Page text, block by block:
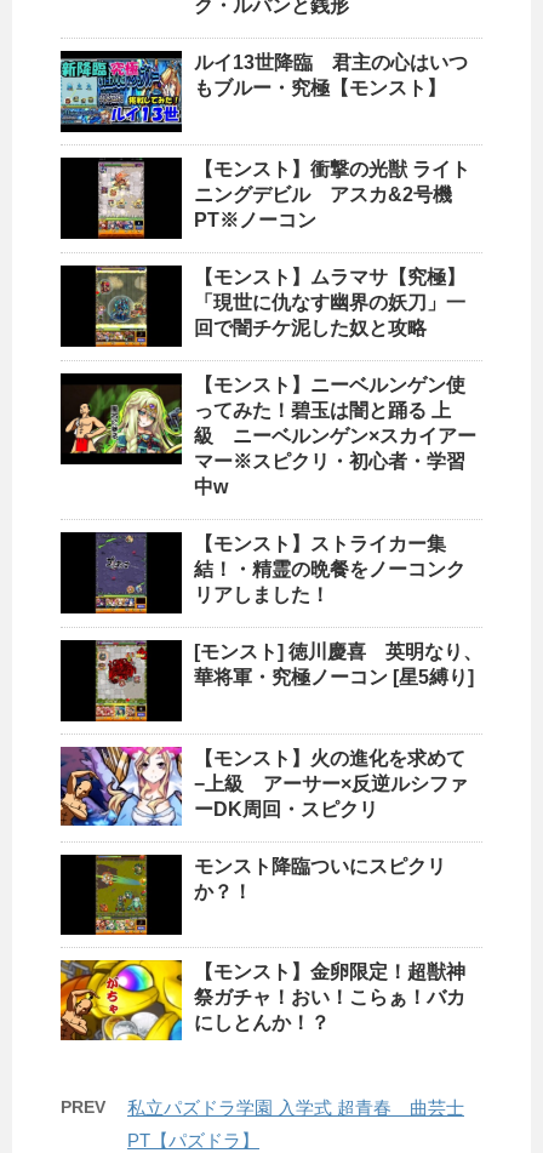
ク・ルパンと銭形
ルイ13世降臨 君主の心はいつ
もブルー・究極【モンスト】
【モンスト】衝撃の光獣 ライト
ニングデビル アスカ&2号機
PT※ノーコン
【モンスト】ムラマサ【究極】
「現世に仇なす幽界の妖刀」一
回で闇チケ泥した奴と攻略
【モンスト】ニーベルンゲン使
ってみた！碧玉は闇と踊る 上
級 ニーベルンゲン×スカイアー
マー※スピクリ・初心者・学習
中w
【モンスト】ストライカー集
結！・精霊の晩餐をノーコンク
リアしました！
[モンスト] 徳川慶喜 英明なり、
華将軍・究極ノーコン [星5縛り]
【モンスト】火の進化を求めて
−上級 アーサー×反逆ルシファ
ーDK周回・スピクリ
モンスト降臨ついにスピクリ
か？！
【モンスト】金卵限定！超獣神
祭ガチャ！おい！こらぁ！バカ
にしとんか！？
PREV
私立パズドラ学園 入学式 超青春 曲芸士
PT【パズドラ】